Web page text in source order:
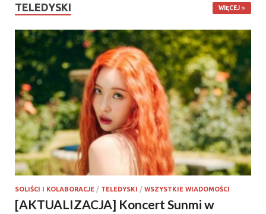
TELEDYSKI WIĘCEJ
SOLIŚCI I KOLABORACJE / TELEDYSKI / WSZYSTKIE WIADOMOŚCI
[AKTUALIZACJA] Koncert Sunmi w